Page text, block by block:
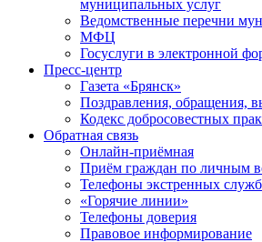
муниципальных услуг
Ведомственные перечни
МФЦ
Госуслуги в электронной
Пресс-центр
Газета «Брянск»
Поздравления, обращения,
Кодекс добросовестных
Обратная связь
Онлайн-приёмная
Приём граждан по личным
Телефоны экстренных служб
«Горячие линии»
Телефоны доверия
Правовое информирование